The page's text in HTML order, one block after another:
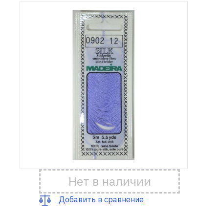
Гарантия
Ремонт
Нет в наличии
Добавить в сравнение